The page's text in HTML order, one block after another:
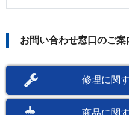
お問い合わせ窓口のご案
修理に関
商品に関